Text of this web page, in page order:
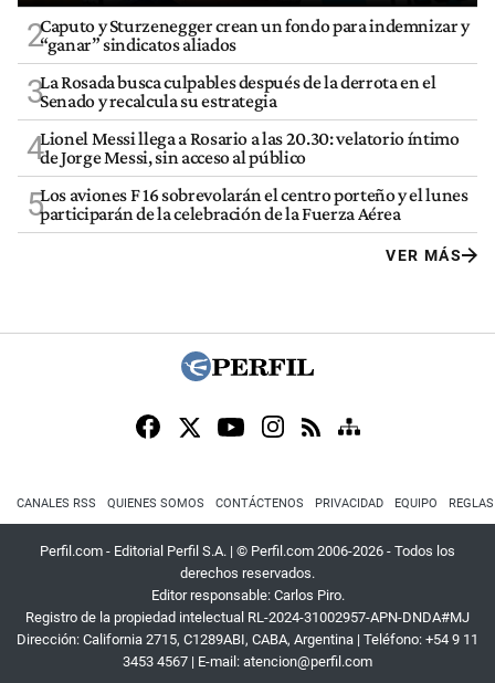
2Caputo y Sturzenegger crean un fondo para indemnizar y
“ganar” sindicatos aliados
3La Rosada busca culpables después de la derrota en el
Senado y recalcula su estrategia
4Lionel Messi llega a Rosario a las 20.30: velatorio íntimo
de Jorge Messi, sin acceso al público
5Los aviones F 16 sobrevolarán el centro porteño y el lunes
participarán de la celebración de la Fuerza Aérea
VER MÁS
CANALES RSS QUIENES SOMOS CONTÁCTENOS PRIVACIDAD EQUIPO
Perfil.com - Editorial Perfil S.A. | © Perfil.com 2006-2026 - Todos los
derechos reservados.
Editor responsable: Carlos Piro.
Registro de la propiedad intelectual RL-2024-31002957-APN-DNDA#MJ
Dirección: California 2715, C1289ABI, CABA, Argentina | Teléfono: +54 9 11
3453 4567 | E-mail: atencion@perfil.com